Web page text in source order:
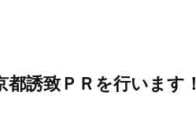
誘致ＰＲを行います！